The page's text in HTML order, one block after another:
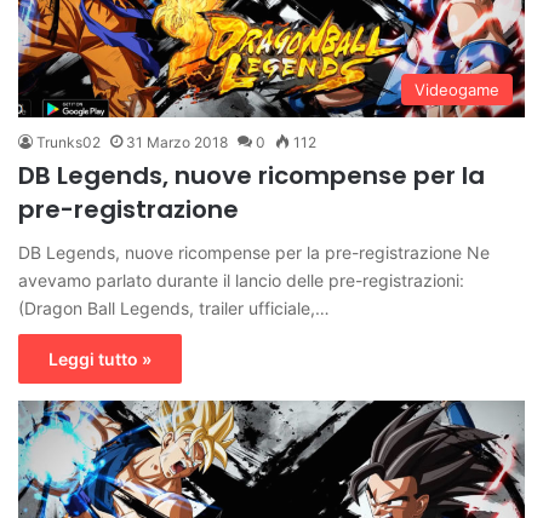
Videogame
Trunks02 31 Marzo 2018 0 112
DB Legends, nuove ricompense per la
pre-registrazione
DB Legends, nuove ricompense per la pre-registrazione Ne
avevamo parlato durante il lancio delle pre-registrazioni:
(Dragon Ball Legends, trailer ufficiale,…
Leggi tutto »